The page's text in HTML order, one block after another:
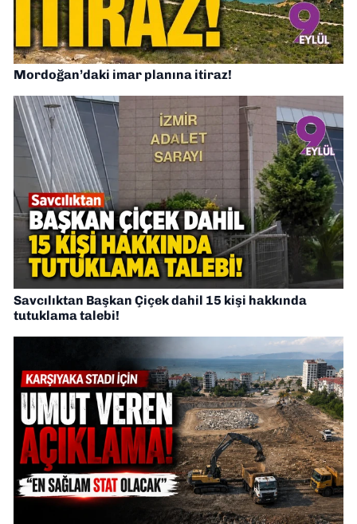
Mordoğan’daki imar planına itiraz!
Savcılıktan Başkan Çiçek dahil 15 kişi hakkında
tutuklama talebi!